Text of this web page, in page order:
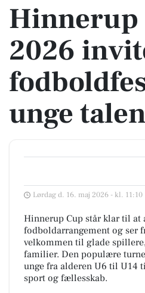
Hinnerup
2026
unge
Lørdag d. 16. maj 2026 - kl. 11:10
Hinnerup Cup står klar til at
fodboldarrangement og ser
velkommen til glade
familier. Den populære
unge fra alderen U6 til U14
sport og fællesskab.